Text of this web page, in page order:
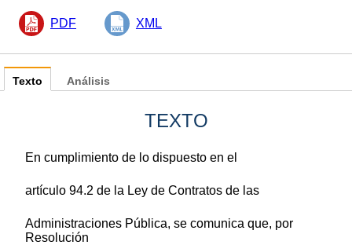
PDF XML
Texto
TEXTO
En cumplimiento de lo dispuesto en el
artículo 94.2 de la Ley de Contratos de las
Administraciones Pública, se comunica que, por
Resolución
Análisis